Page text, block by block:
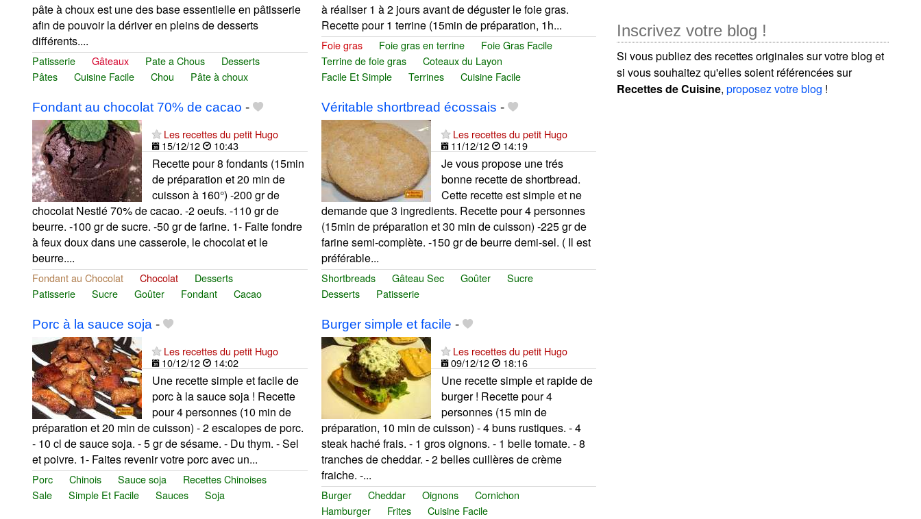
pâte à choux est une des base essentielle en pâtisserie
afin de pouvoir la dériver en pleins de desserts
différents....
Patisserie Gâteaux Pate a Chous
Desserts
Pâtes
Cuisine Facile Chou Pâte à choux
à réaliser 1 à 2 jours avant de déguster le foie gras.
Recette pour 1 terrine (15min de préparation, 1h...
Foie gras Foie gras en terrine
Foie Gras Facile
Terrine de foie gras
Coteaux du Layon
Facile Et Simple
Terrines Cuisine Facile
Fondant au chocolat 70% de cacao -
Les recettes du petit Hugo
15/12/12
10:43
Recette pour 8 fondants (15min
de préparation et 20 min de
cuisson à 160°) -200 gr de
chocolat Nestlé 70% de cacao. -2 oeufs. -110 gr de
beurre. -100 gr de sucre. -50 gr de farine. 1- Faite fondre
à feux doux dans une casserole, le chocolat et le
beurre....
Fondant au Chocolat Chocolat
Desserts
Patisserie
Sucre Goûter Fondant Cacao
Véritable shortbread écossais -
Les recettes du petit Hugo
11/12/12
14:19
Je vous propose une trés
bonne recette de shortbread.
Cette recette est simple et ne
demande que 3 ingredients. Recette pour 4 personnes
(15min de préparation et 30 min de cuisson) -225 gr de
farine semi-complète. -150 gr de beurre demi-sel. ( Il est
préférable...
Shortbreads Gâteau Sec Goûter
Sucre
Desserts
Patisserie
Porc à la sauce soja -
Les recettes du petit Hugo
10/12/12
14:02
Une recette simple et facile de
porc à la sauce soja ! Recette
pour 4 personnes (10 min de
préparation et 20 min de cuisson) - 2 escalopes de porc.
- 10 cl de sauce soja. - 5 gr de sésame. - Du thym. - Sel
et poivre. 1- Faites revenir votre porc avec un...
Porc Chinois Sauce soja
Recettes Chinoises
Sale
Simple Et Facile Sauces Soja
Burger simple et facile -
Les recettes du petit Hugo
09/12/12
18:16
Une recette simple et rapide de
burger ! Recette pour 4
personnes (15 min de
préparation, 10 min de cuisson) - 4 buns rustiques. - 4
steak haché frais. - 1 gros oignons. - 1 belle tomate. - 8
tranches de cheddar. - 2 belles cuillères de crème
fraiche. -...
Burger Cheddar Oignons
Cornichon
Hamburger
Frites Cuisine Facile
Inscrivez votre blog !
Si vous publiez des recettes originales sur votre blog et
si vous souhaitez qu'elles soient référencées sur
Recettes de Cuisine,proposez votre blog !